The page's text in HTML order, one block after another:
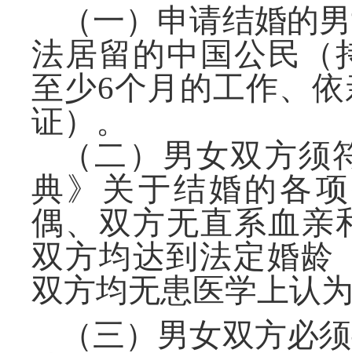
（一）申请结婚的
法居留的中国公民（
至少6个月的工作、
证）。
（二）男女双方
典》关于结婚的各
偶、双方无直系血亲
双方均达到法定婚龄
双方均无患医学上认
（三）男女双方必